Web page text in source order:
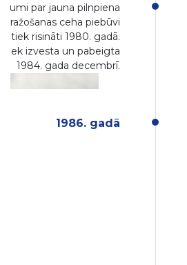
par jauna pilnpiena
ražošanas ceha piebūvi
tiek risināti 1980. gadā.
tiek izvesta un pabeigta
1984. gada decembrī.
1986. gadā